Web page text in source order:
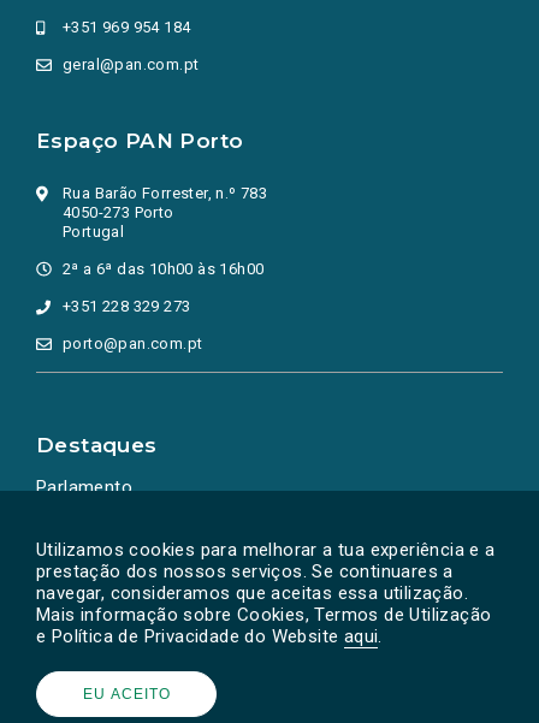
Utilizamos cookies para melhorar a tua experiência e a
prestação dos nossos serviços. Se continuares a
navegar, consideramos que aceitas essa utilização.
Mais informação sobre Cookies, Termos de Utilização
e Política de Privacidade do Website aqui.
EU ACEITO
+351 969 954 184
geral@pan.com.pt
Espaço PAN Porto
Rua Barão Forrester, n.º 783
4050-273 Porto
Portugal
2ª a 6ª das 10h00 às 16h00
+351 228 329 273
porto@pan.com.pt
Destaques
Parlamento
Powered by © PAN 2026